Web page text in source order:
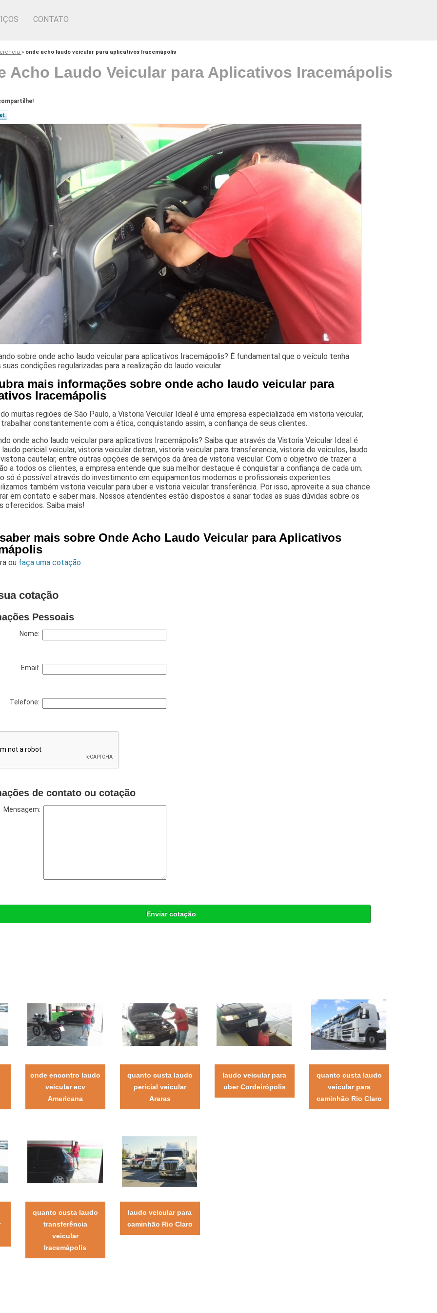
CONTATO
» onde acho laudo veicular para aplicativos Iracemápolis
Acho Laudo Veicular para Aplicativos Iracemápolis
sobre onde acho laudo veicular para aplicativos Iracemápolis? É fundamental que o veículo tenha
suas condições regularizadas para a realização do laudo veicular.
mais informações sobre onde acho laudo veicular para
Iracemápolis
muitas regiões de São Paulo, a Vistoria Veicular Ideal é uma empresa especializada em vistoria veicular,
trabalhar constantemente com a ética, conquistando assim, a confiança de seus clientes.
onde acho laudo veicular para aplicativos Iracemápolis? Saiba que através da Vistoria Veicular Ideal é
pericial veicular, vistoria veicular detran, vistoria veicular para transferencia, vistoria de veiculos, laudo
cautelar, entre outras opções de serviços da área de vistoria veicular. Com o objetivo de trazer a
a todos os clientes, a empresa entende que sua melhor destaque é conquistar a confiança de cada um.
só é possível através do investimento em equipamentos modernos e profissionais experientes.
também vistoria veicular para uber e vistoria veicular transferência. Por isso, aproveite a sua chance
em contato e saber mais. Nossos atendentes estão dispostos a sanar todas as suas dúvidas sobre os
oferecidos. Saiba mais!
mais sobre Onde Acho Laudo Veicular para Aplicativos
ou faça uma cotação
cotação
Pessoais
Nome:
Email:
Telefone:
de contato ou cotação
Mensagem:
Enviar cotação
onde encontro laudo
veicular ecv
Americana
quanto custa laudo
pericial veicular
Araras
laudo veicular para
uber Cordeirópolis
quanto custa laudo
veicular para
caminhão Rio Claro
quanto custa laudo
transferência
veicular
Iracemápolis
laudo veicular para
caminhão Rio Claro